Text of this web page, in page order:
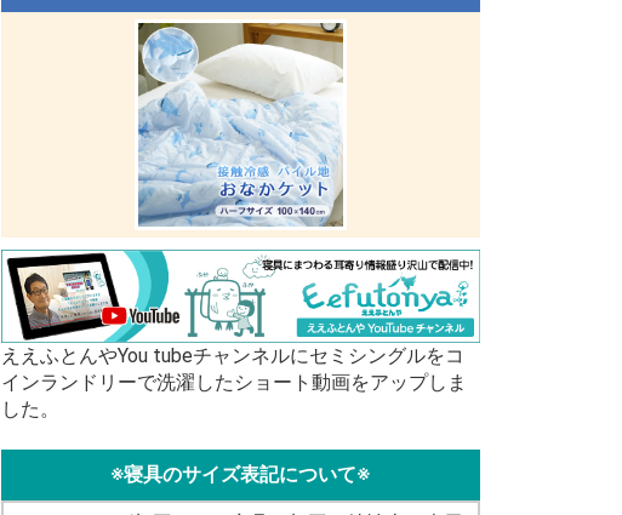
ええふとんやYou tubeチャンネルにセミシングルをコ
インランドリーで洗濯したショート動画をアップしま
した。
※寝具のサイズ表記について※